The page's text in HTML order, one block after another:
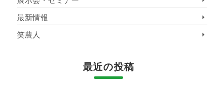
最新情報
笑農人
最近の投稿